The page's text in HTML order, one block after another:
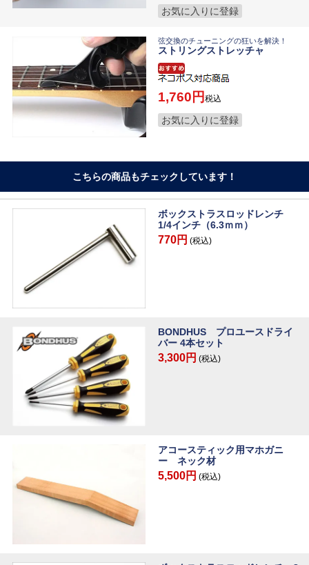
お気に入りに登録
弦交換のチューニングの狂いを解決！
ストリングストレッチャ
1,760 税込
お気に入りに登録
こちらの商品もチェックしています！
ボックストラスロッドレンチ
1/4インチ（6.3ｍｍ）
770円 (税込)
BONDHUS プロユースドライ
バー 4本セット
3,300円 (税込)
アコースティック用マホガニ
ー ネック材
5,500円 (税込)